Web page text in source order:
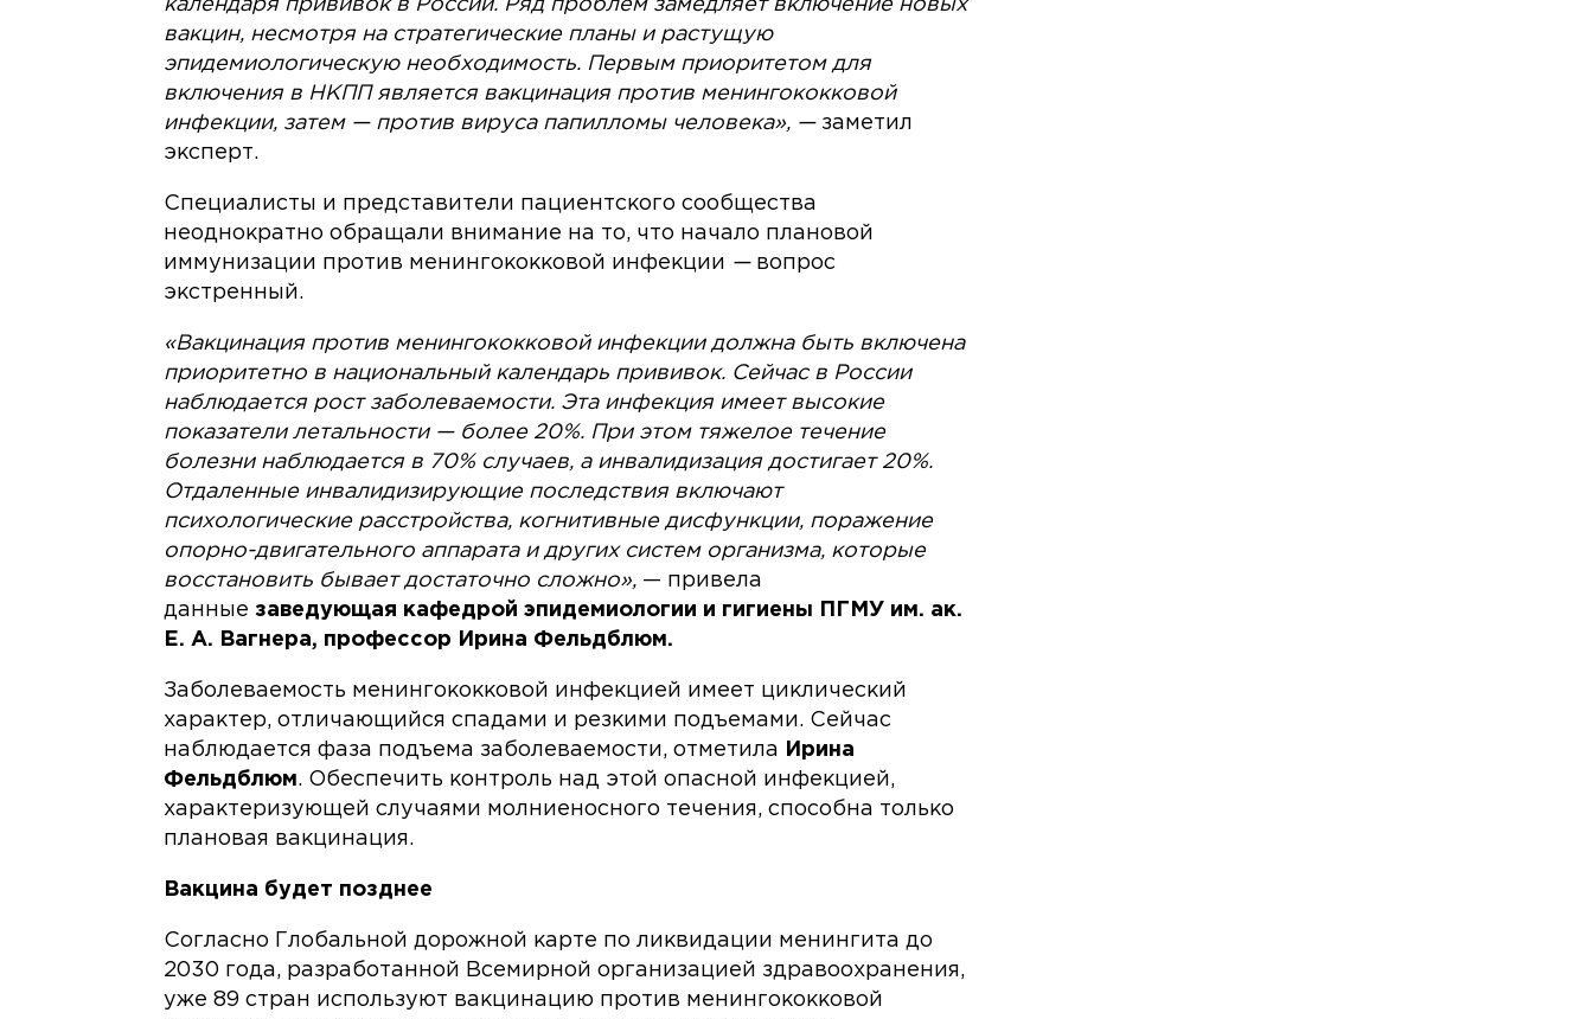
календаря прививок в России. Ряд проблем замедляет включение новых
вакцин, несмотря на стратегические планы и растущую
эпидемиологическую необходимость. Первым приоритетом для
включения в НКПП является вакцинация против менингококковой
инфекции, затем — против вируса папилломы человека», — заметил
эксперт.
Специалисты и представители пациентского сообщества
неоднократно обращали внимание на то, что начало плановой
иммунизации против менингококковой инфекции —вопрос
экстренный.
«Вакцинация против менингококковой инфекции должна быть включена
приоритетно в национальный календарь прививок. Сейчас в России
наблюдается рост заболеваемости. Эта инфекция имеет высокие
показатели летальности — более 20%. При этом тяжелое течение
болезни наблюдается в 70% случаев, а инвалидизация достигает 20%.
Отдаленные инвалидизирующие последствия включают
психологические расстройства, когнитивные дисфункции, поражение
опорно-двигательного аппарата и других систем организма, которые
восстановить бывает достаточно сложно», — привела
данные заведующая кафедрой эпидемиологии и гигиены ПГМУ им. ак.
Е. А. Вагнера, профессор Ирина Фельдблюм.
Заболеваемость менингококковой инфекцией имеет циклический
характер, отличающийся спадами и резкими подъемами. Сейчас
наблюдается фаза подъема заболеваемости, отметила
Ирина
Фельдблюм. Обеспечить контроль над этой опасной инфекцией,
характеризующей случаями молниеносного течения, способна только
плановая вакцинация.
Вакцина будет позднее
Согласно Глобальной дорожной карте по ликвидации менингита до
2030 года, разработанной Всемирной организацией здравоохранения,
уже 89 стран используют вакцинацию против менингококковой